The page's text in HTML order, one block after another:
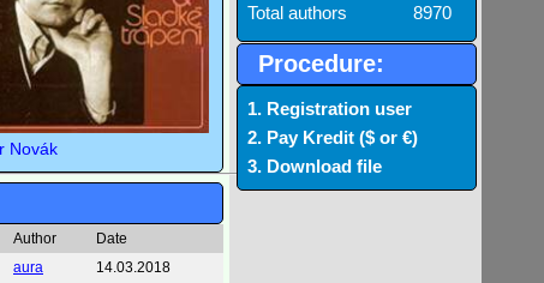
Novák
Author
Date
aura 14.03.2018
Total authors
8970
Procedure:
1. Registration user
2. Pay Kredit ($ or €)
3. Download file